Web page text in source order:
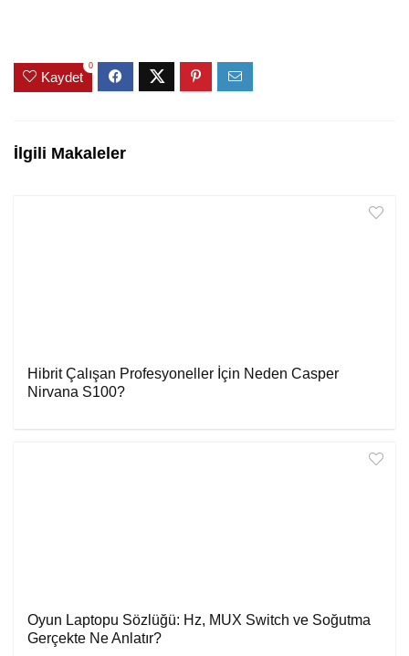
Kaydet
0
İlgili Makaleler
Hibrit Çalışan Profesyoneller İçin Neden Casper
Nirvana S100?
Oyun Laptopu Sözlüğü: Hz, MUX Switch ve Soğutma
Gerçekte Ne Anlatır?